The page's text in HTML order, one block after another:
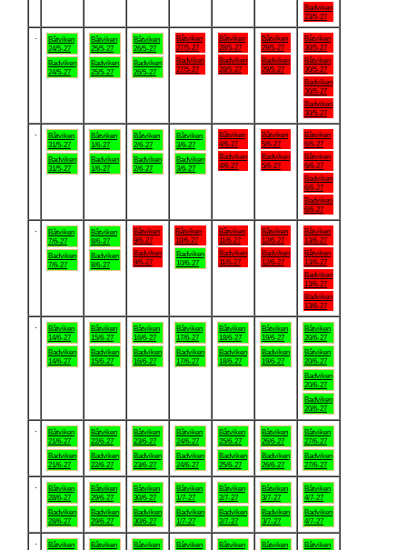
Badviken
23/5-27
Båtviken
24/5-27
Badviken
24/5-27
Båtviken
25/5-27
Badviken
25/5-27
Båtviken
26/5-27
Badviken
26/5-27
Båtviken
27/5-27
Badviken
27/5-27
Båtviken
28/5-27
Badviken
28/5-27
Båtviken
29/5-27
Badviken
29/5-27
Båtviken
30/5-27
Båtviken
30/5-27
Badviken
30/5-27
Badviken
30/5-27
Båtviken
31/5-27
Badviken
31/5-27
Båtviken
1/6-27
Badviken
1/6-27
Båtviken
2/6-27
Badviken
2/6-27
Båtviken
3/6-27
Badviken
3/6-27
Båtviken
4/6-27
Badviken
4/6-27
Båtviken
5/6-27
Badviken
5/6-27
Båtviken
6/6-27
Båtviken
6/6-27
Badviken
6/6-27
Badviken
6/6-27
Båtviken
7/6-27
Badviken
7/6-27
Båtviken
8/6-27
Badviken
8/6-27
Båtviken
9/6-27
Badviken
9/6-27
Båtviken
10/6-27
Badviken
10/6-27
Båtviken
11/6-27
Badviken
11/6-27
Båtviken
12/6-27
Badviken
12/6-27
Båtviken
13/6-27
Båtviken
13/6-27
Badviken
13/6-27
Badviken
13/6-27
Båtviken
14/6-27
Badviken
14/6-27
Båtviken
15/6-27
Badviken
15/6-27
Båtviken
16/6-27
Badviken
16/6-27
Båtviken
17/6-27
Badviken
17/6-27
Båtviken
18/6-27
Badviken
18/6-27
Båtviken
19/6-27
Badviken
19/6-27
Båtviken
20/6-27
Båtviken
20/6-27
Badviken
20/6-27
Badviken
20/6-27
Båtviken
21/6-27
Badviken
21/6-27
Båtviken
22/6-27
Badviken
22/6-27
Båtviken
23/6-27
Badviken
23/6-27
Båtviken
24/6-27
Badviken
24/6-27
Båtviken
25/6-27
Badviken
25/6-27
Båtviken
26/6-27
Badviken
26/6-27
Båtviken
27/6-27
Badviken
27/6-27
Båtviken
28/6-27
Badviken
28/6-27
Båtviken
29/6-27
Badviken
29/6-27
Båtviken
30/6-27
Badviken
30/6-27
Båtviken
1/7-27
Badviken
1/7-27
Båtviken
2/7-27
Badviken
2/7-27
Båtviken
3/7-27
Badviken
3/7-27
Båtviken
4/7-27
Badviken
4/7-27
Båtviken
Båtviken
Båtviken
Båtviken
Båtviken
Båtviken
Båtviken